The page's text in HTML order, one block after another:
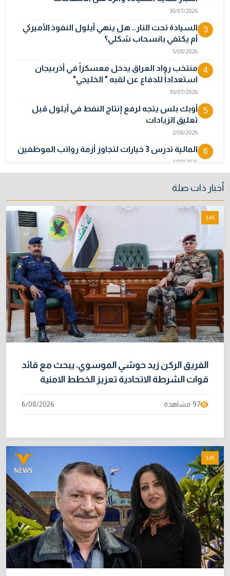
30/07/2026
3
السيادة تحت النار.. هل ينهي أيلول النفوذ الأميركي
أم يكتفي بانسحاب شكلي؟
5/08/2026
4
منتخب رواد العراق يدخل معسكراً في أذربيجان
استعداداً للدفاع عن لقبه " الخليجي"
30/07/2026
5
أوبك بلس يتجه لرفع إنتاج النفط في أيلول قبل
تعليق الزيادات
2/08/2026
6 المالية تدرس 3 خيارات لتجاوز أزمة رواتب الموظفين
3/08/2026
رسمياً اتهام إيران بحادث ميناء دمياط
31/07/2026
8
إتلاف أكثر من 106 كغم مخدرات و22 ألف قرص في
31/07/2026
9 فتح التقديم للدورة (32) بالمعهد العالي للأمن
6/08/2026
10 نائبة تحذر من اضطرابات بسبب تأخّر دفع رواتب
الموظفين
4/08/2026
أخبار ذات صلة
3:45
الفريق الركن زيد حوشي الموسوي، يبحث مع قائد
قوات الشرطة الاتحادية تعزيز الخطط الامنية
97 مشاهدة 6/08/2026
3:45